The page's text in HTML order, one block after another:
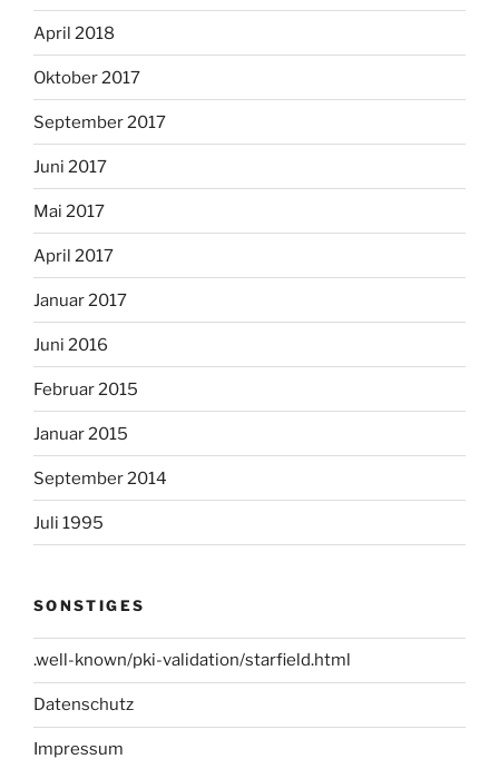
April 2018
Oktober 2017
September 2017
Juni 2017
Mai 2017
April 2017
Januar 2017
Juni 2016
Februar 2015
Januar 2015
September 2014
Juli 1995
SONSTIGES
.well-known/pki-validation/starfield.html
Datenschutz
Impressum